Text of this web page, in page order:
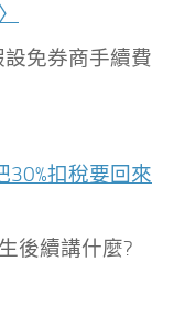
設免券商手續費
扣稅要回來
後續講什麼?